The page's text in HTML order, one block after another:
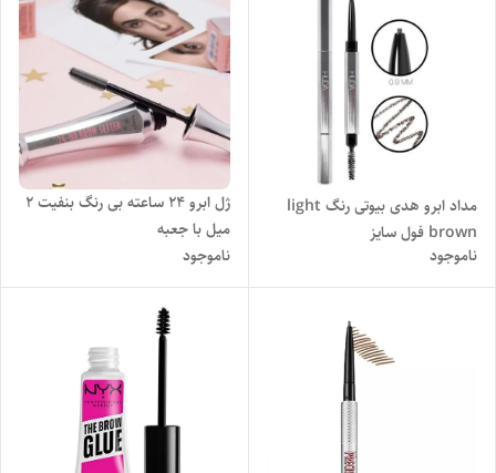
مداد ابرو هدی بیوتی رنگ light
brown فول سایز
ناموجود
ژل ابرو ۲۴ ساعته بی رنگ بنفیت 2
میل با جعبه
ناموجود